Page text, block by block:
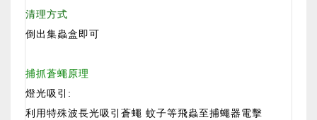
清理方式
倒出集蟲盒即可
捕抓蒼蠅原理
燈光吸引:
利用特殊波長光吸引蒼蠅 蚊子等飛蟲至捕蠅器電擊